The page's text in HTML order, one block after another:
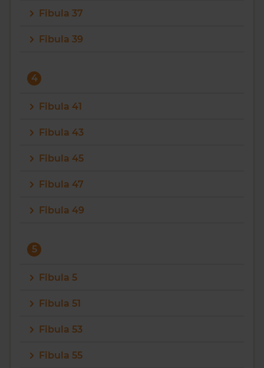
Fibula 37
Fibula 39
4
Fibula 41
Fibula 43
Fibula 45
Fibula 47
Fibula 49
5
Fibula 5
Fibula 51
Fibula 53
Fibula 55